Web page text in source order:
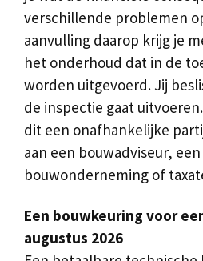
verschillende problemen
aanvulling daarop krijg je
het onderhoud dat in de
worden uitgevoerd. Jij
de inspectie gaat
dit een onafhankelijke
aan een bouwadviseur,
bouwonderneming of
Een bouwkeuring voor
augustus 2026